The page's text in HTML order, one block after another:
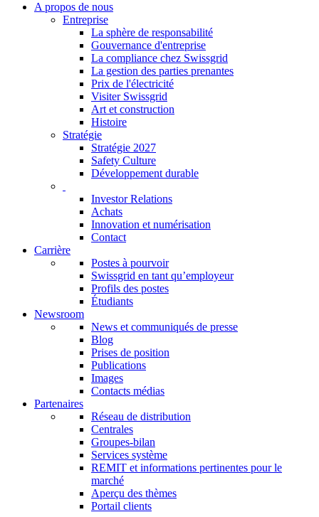
A propos de nous
Entreprise
La sphère de responsabilité
Gouvernance d'entreprise
La compliance chez Swissgrid
La gestion des parties prenantes
Prix de l'électricité
Visiter Swissgrid
Art et construction
Histoire
Stratégie
Stratégie 2027
Safety Culture
Développement durable
Investor Relations
Achats
Innovation et numérisation
Contact
Carrière
Postes à pourvoir
Swissgrid en tant qu’employeur
Profils des postes
Étudiants
Newsroom
News et communiqués de presse
Blog
Prises de position
Publications
Images
Contacts médias
Partenaires
Réseau de distribution
Centrales
Groupes-bilan
Services système
REMIT et informations pertinentes pour le
marché
Aperçu des thèmes
Portail clients